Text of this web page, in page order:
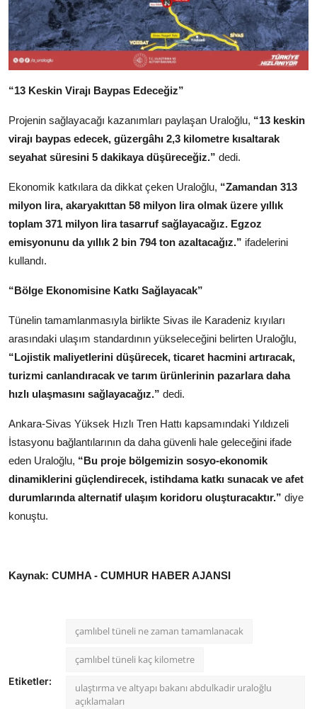
“13 Keskin Virajı Baypas Edeceğiz”
Projenin sağlayacağı kazanımları paylaşan Uraloğlu, “13 keskin
virajı baypas edecek, güzergâhı 2,3 kilometre kısaltarak
seyahat süresini 5 dakikaya düşüreceğiz.” dedi.
Ekonomik katkılara da dikkat çeken Uraloğlu, “Zamandan 313
milyon lira, akaryakıttan 58 milyon lira olmak üzere yıllık
toplam 371 milyon lira tasarruf sağlayacağız. Egzoz
emisyonunu da yıllık 2 bin 794 ton azaltacağız.” ifadelerini
kullandı.
“Bölge Ekonomisine Katkı Sağlayacak”
Tünelin tamamlanmasıyla birlikte Sivas ile Karadeniz kıyıları
arasındaki ulaşım standardının yükseleceğini belirten Uraloğlu,
“Lojistik maliyetlerini düşürecek, ticaret hacmini artıracak,
turizmi canlandıracak ve tarım ürünlerinin pazarlara daha
hızlı ulaşmasını sağlayacağız.” dedi.
Ankara-Sivas Yüksek Hızlı Tren Hattı kapsamındaki Yıldızeli
İstasyonu bağlantılarının da daha güvenli hale geleceğini ifade
eden Uraloğlu, “Bu proje bölgemizin sosyo-ekonomik
dinamiklerini güçlendirecek, istihdama katkı sunacak ve afet
durumlarında alternatif ulaşım koridoru oluşturacaktır.” diye
konuştu.
Kaynak: CUMHA - CUMHUR HABER AJANSI
Etiketler:
çamlıbel tüneli ne zaman tamamlanacak
çamlıbel tüneli kaç kilometre
ulaştırma ve altyapı bakanı abdulkadir uraloğlu
açıklamaları